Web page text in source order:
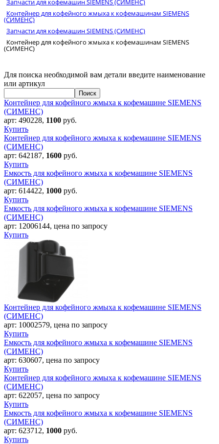
Запчасти для кофемашин SIEMENS (СИМЕНС)
Контейнер для кофейного жмыха к кофемашинам SIEMENS
(СИМЕНС)
Запчасти для кофемашин SIEMENS (СИМЕНС)
Контейнер для кофейного жмыха к кофемашинам SIEMENS
(СИМЕНС)
Для поиска необходимой вам детали введите наименование
или артикул
Контейнер для кофейного жмыха к кофемашине SIEMENS
(СИМЕНС)
арт: 490228, 1100 руб.
Купить
Контейнер для кофейного жмыха к кофемашине SIEMENS
(СИМЕНС)
арт: 642187, 1600 руб.
Купить
Емкость для кофейного жмыха к кофемашине SIEMENS
(СИМЕНС)
арт: 614422, 1000 руб.
Купить
Емкость для кофейного жмыха к кофемашине SIEMENS
(СИМЕНС)
арт: 12006144, цена по запросу
Купить
Контейнер для кофейного жмыха к кофемашине SIEMENS
(СИМЕНС)
арт: 10002579, цена по запросу
Купить
Емкость для кофейного жмыха к кофемашине SIEMENS
(СИМЕНС)
арт: 630607, цена по запросу
Купить
Контейнер для кофейного жмыха к кофемашине SIEMENS
(СИМЕНС)
арт: 622057, цена по запросу
Купить
Емкость для кофейного жмыха к кофемашине SIEMENS
(СИМЕНС)
арт: 623712, 1000 руб.
Купить